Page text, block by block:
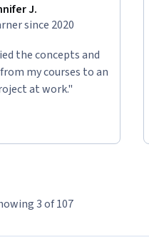
J.
since 2020
the concepts and
my courses to an
at work."
3 of 107